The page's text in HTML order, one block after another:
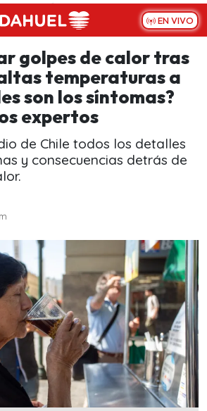
EN VIVO
golpes de calor tras
temperaturas a
son los síntomas?
expertos
de Chile todos los detalles
y consecuencias detrás de